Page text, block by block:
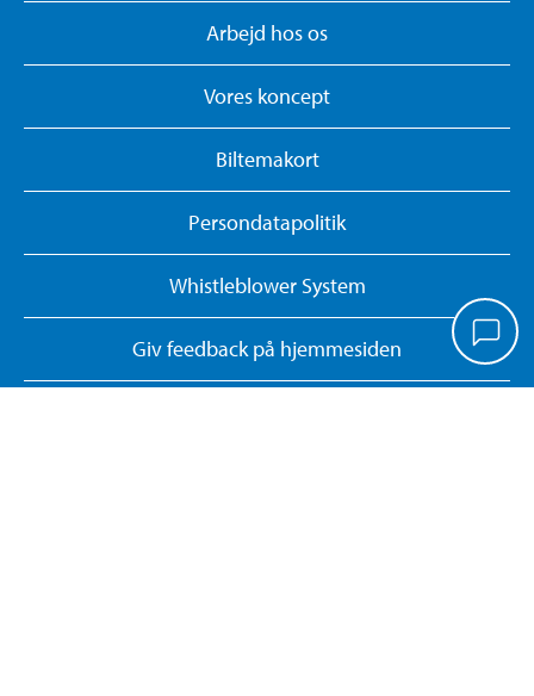
Arbejd hos os
Vores koncept
Biltemakort
Persondatapolitik
Whistleblower System
Giv feedback på hjemmesiden